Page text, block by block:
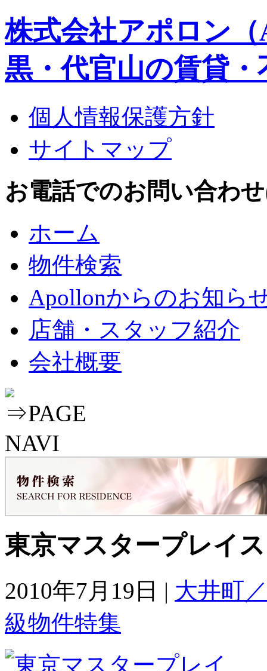
株式会社アポロン
黒・代官山の賃貸・
個人情報保護方針
サイトマップ
お電話でのお問い合わ
ホーム
物件検索
Apollonからのお知ら
店舗・スタッフ紹介
会社概要
東京マスタープレイス
2010年7月19日 | 大井町
級物件特集